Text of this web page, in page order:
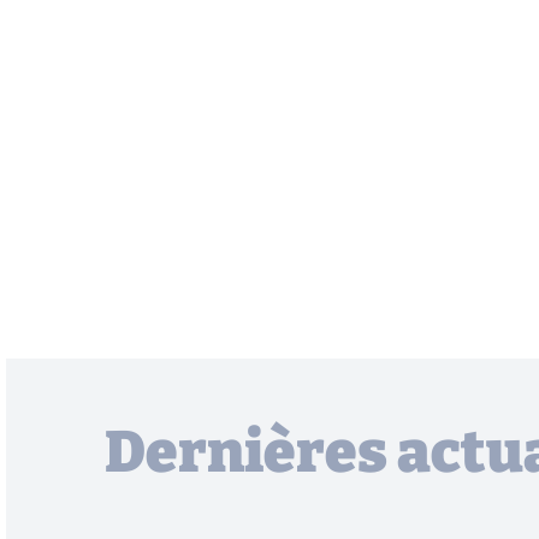
Dernières